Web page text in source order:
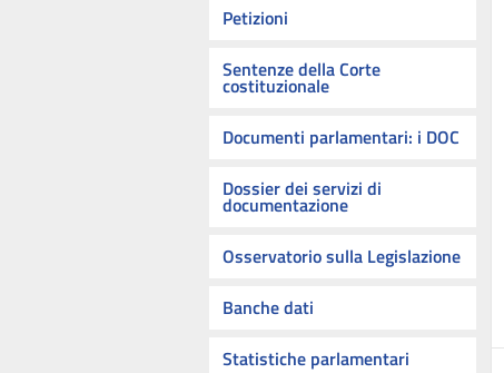
Petizioni
Sentenze della Corte
costituzionale
Documenti parlamentari: i DOC
Dossier dei servizi di
documentazione
Osservatorio sulla Legislazione
Banche dati
Statistiche parlamentari